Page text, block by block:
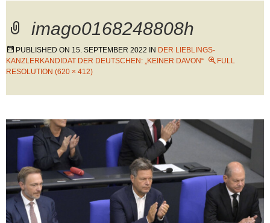
imago0168248808h
PUBLISHED ON 15. SEPTEMBER 2022 IN DER LIEBLINGS-
KANZLERKANDIDAT DER DEUTSCHEN: „KEINER DAVON“
FULL
RESOLUTION (620 × 412)